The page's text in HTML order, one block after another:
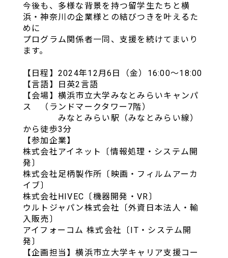
今後も、多様な背景を持つ留学生たちと横
浜・神奈川の企業様との結びつきを叶えるた
めに
プログラム関係者一同、支援を続けてまいり
ます。
【日程】2024年12月6日（金）16:00～18:00
【言語】日英2言語
【会場】横浜市立大学みなとみらいキャンパ
ス （ランドマークタワー7階）
みなとみらい駅（みなとみらい線）
から徒歩3分
【参加企業】
株式会社アイネット〔情報処理・システム開
発〕
株式会社足柄製作所〔映画・フィルムアーカ
イブ〕
株式会社HIVEC〔機器開発・VR〕
ウルトジャパン株式会社〔外資日本法人・輸
入販売〕
アイフォーコム 株式会社〔IT・システム開
発〕
【企画担当】横浜市立大学キャリア支援コー